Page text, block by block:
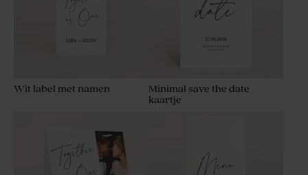
Wit label met namen
Minimal save the date
kaartje